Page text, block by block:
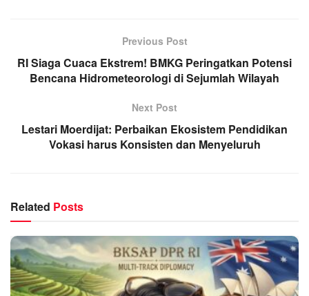
Previous Post
RI Siaga Cuaca Ekstrem! BMKG Peringatkan Potensi
Bencana Hidrometeorologi di Sejumlah Wilayah
Next Post
Lestari Moerdijat: Perbaikan Ekosistem Pendidikan
Vokasi harus Konsisten dan Menyeluruh
Related Posts